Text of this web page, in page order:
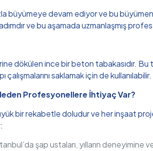
büyümeye devam ediyor ve bu
ve bu aşamada uzmanlaşmış
dökülen ince bir beton tabakasıdır.
çalışmalarını saklamak için de kullanılabilir.
Profesyonellere İhtiyaç Var?
bir rekabetle doludur ve her inşaat
şap ustaları, yılların